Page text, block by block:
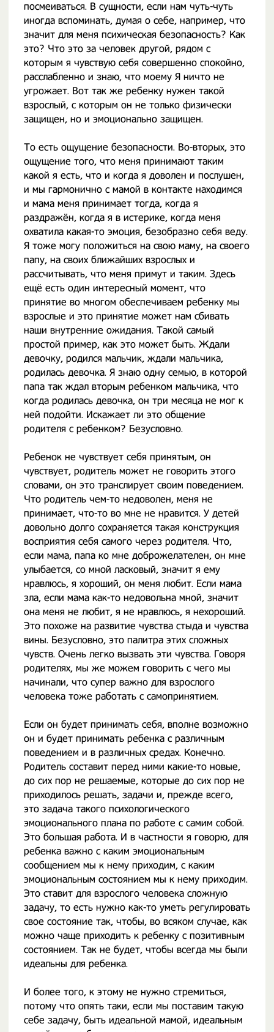
посмеиваться. В сущности, если нам чуть-чуть
иногда вспоминать, думая о себе, например, что
значит для меня психическая безопасность? Как
это? Что это за человек другой, рядом с
которым я чувствую себя совершенно спокойно,
расслабленно и знаю, что моему Я ничто не
угрожает. Вот так же ребенку нужен такой
взрослый, с которым он не только физически
защищен, но и эмоционально защищен.
То есть ощущение безопасности. Во-вторых, это
ощущение того, что меня принимают таким
какой я есть, что и когда я доволен и послушен,
и мы гармонично с мамой в контакте находимся
и мама меня принимает тогда, когда я
раздражён, когда я в истерике, когда меня
охватила какая-то эмоция, безобразно себя веду.
Я тоже могу положиться на свою маму, на своего
папу, на своих ближайших взрослых и
рассчитывать, что меня примут и таким. Здесь
ещё есть один интересный момент, что
принятие во многом обеспечиваем ребенку мы
взрослые и это принятие может нам сбивать
наши внутренние ожидания. Такой самый
простой пример, как это может быть. Ждали
девочку, родился мальчик, ждали мальчика,
родилась девочка. Я знаю одну семью, в которой
папа так ждал вторым ребенком мальчика, что
когда родилась девочка, он три месяца не мог к
ней подойти. Искажает ли это общение
родителя с ребенком? Безусловно.
Ребенок не чувствует себя принятым, он
чувствует, родитель может не говорить этого
словами, он это транслирует своим поведением.
Что родитель чем-то недоволен, меня не
принимает, что-то во мне не нравится. У детей
довольно долго сохраняется такая конструкция
восприятия себя самого через родителя. Что,
если мама, папа ко мне доброжелателен, он мне
улыбается, со мной ласковый, значит я ему
нравлюсь, я хороший, он меня любит. Если мама
зла, если мама как-то недовольна мной, значит
она меня не любит, я не нравлюсь, я нехороший.
Это похоже на развитие чувства стыда и чувства
вины. Безусловно, это палитра этих сложных
чувств. Очень легко вызвать эти чувства. Говоря
родителях, мы же можем говорить с чего мы
начинали, что супер важно для взрослого
человека тоже работать с самопринятием.
Если он будет принимать себя, вполне возможно
он и будет принимать ребенка с различным
поведением и в различных средах. Конечно.
Родитель составит перед ними какие-то новые,
до сих пор не решаемые, которые до сих пор не
приходилось решать, задачи и, прежде всего,
это задача такого психологического
эмоционального плана по работе с самим собой.
Это большая работа. И в частности я говорю, для
ребенка важно с каким эмоциональным
сообщением мы к нему приходим, с каким
эмоциональным состоянием мы к нему приходим.
Это ставит для взрослого человека сложную
задачу, то есть нужно как-то уметь регулировать
свое состояние так, чтобы, во всяком случае, как
можно чаще приходить к ребенку с позитивным
состоянием. Так не будет, чтобы всегда мы были
идеальны для ребенка.
И более того, к этому не нужно стремиться,
потому что опять таки, если мы поставим такую
себе задачу, быть идеальной мамой, идеальным